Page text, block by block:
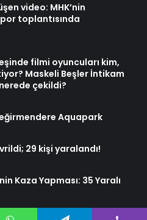
video: MHK’nin
toplantısında
filmi oyuncuları kim,
Maskeli Beşler İntikam
çekildi?
Aquapark
29 kişi yaralandı!
Kaza Yapması: 35 Yaralı